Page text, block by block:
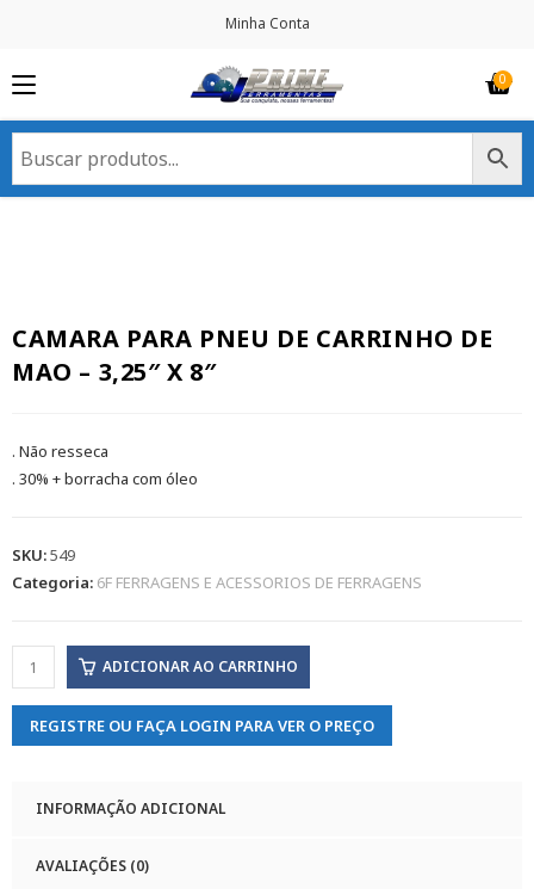
Minha Conta
CAMARA PARA PNEU DE CARRINHO DE
MAO – 3,25″ X 8″
. Não resseca
. 30% + borracha com óleo
SKU:549
Categoria: 6F FERRAGENS E ACESSORIOS DE FERRAGENS
ADICIONAR AO CARRINHO
REGISTRE OU FAÇA LOGIN PARA VER O PREÇO
INFORMAÇÃO ADICIONAL
AVALIAÇÕES (0)